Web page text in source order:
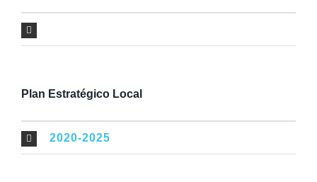
Plan Estratégico Local
2020-2025